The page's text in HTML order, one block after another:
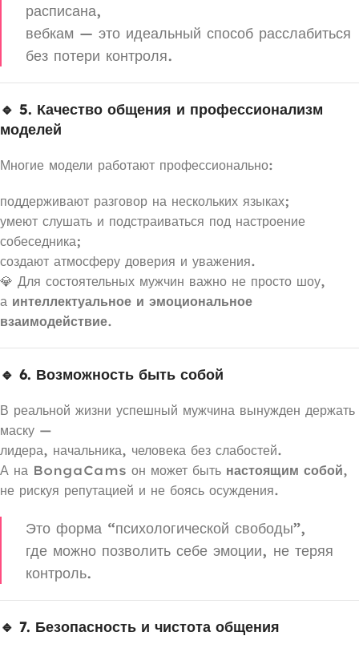
расписана,
вебкам — это идеальный способ расслабиться
без потери контроля.
🔹 5. Качество общения и профессионализм
моделей
Многие модели работают профессионально:
поддерживают разговор на нескольких языках;
умеют слушать и подстраиваться под настроение
собеседника;
создают атмосферу доверия и уважения.
💎 Для состоятельных мужчин важно не просто шоу,
а интеллектуальное и эмоциональное
взаимодействие.
🔹 6. Возможность быть собой
В реальной жизни успешный мужчина вынужден держать
маску —
лидера, начальника, человека без слабостей.
А на BongaCams он может быть настоящим собой,
не рискуя репутацией и не боясь осуждения.
Это форма “психологической свободы”,
где можно позволить себе эмоции, не теряя
контроль.
🔹 7. Безопасность и чистота общения